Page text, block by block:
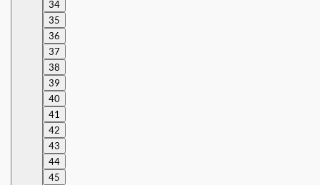
34
35
36
37
38
39
40
41
42
43
44
45